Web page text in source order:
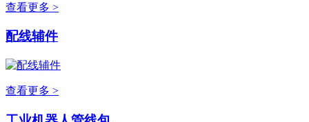
查看更多 >
配线辅件
查看更多 >